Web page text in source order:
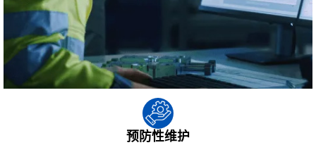
预防性维护